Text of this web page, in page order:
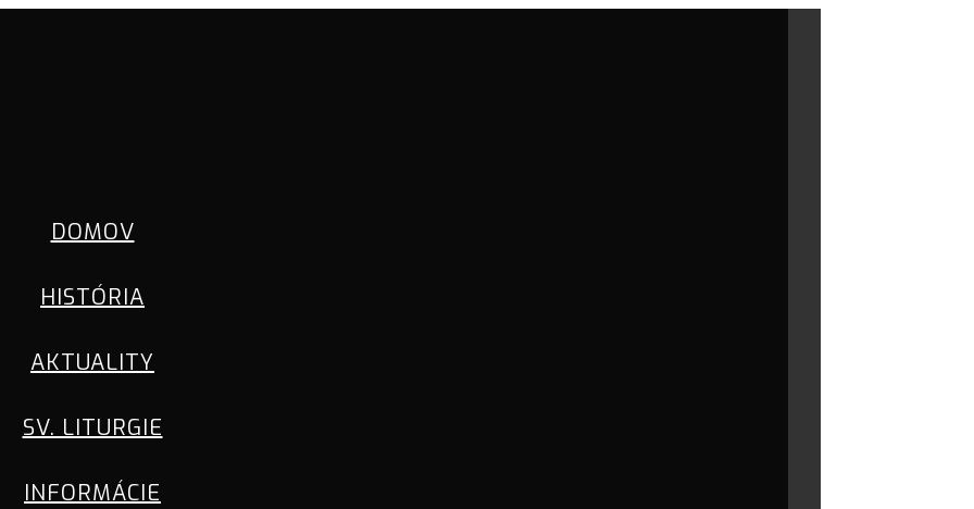
DOMOV
HISTÓRIA
AKTUALITY
SV. LITURGIE
INFORMÁCIE